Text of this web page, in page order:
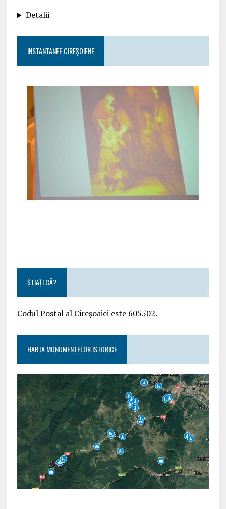
Detalii
INSTANTANEE CIREȘOIENE
ȘTIAȚI CĂ?
Codul Postal al Cireșoaiei este 605502.
HARTA MONUMENTELOR ISTORICE